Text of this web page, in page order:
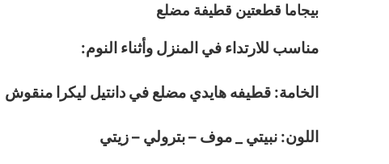
بيجاما قطعتين قطيفة مضلع
مناسب للارتداء في المنزل وأثناء النوم:
الخامة: قطيفه هايدي مضلع في دانتيل ليكرا منقوش
اللون: نبيتي _ موف – بترولي – زيتي